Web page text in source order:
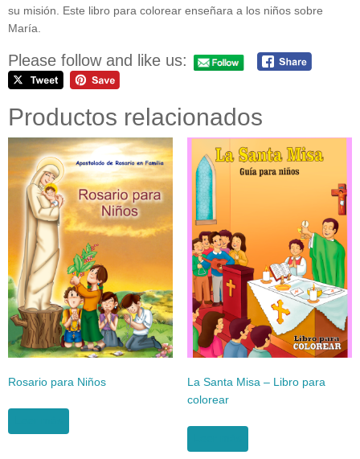
su misión. Este libro para colorear enseñara a los niños sobre
María.
Please follow and like us:
Productos relacionados
Rosario para Niños
La Santa Misa – Libro para
colorear